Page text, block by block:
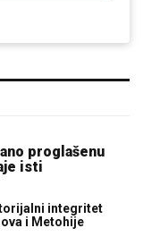
proglašenu
isti
integritet
i Metohije